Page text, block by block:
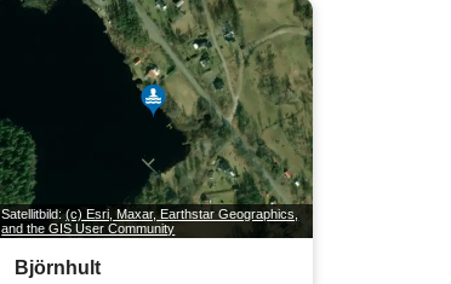
Satellitbild:(c) Esri, Maxar, Earthstar Geographics,
and the GIS User Community
Björnhult